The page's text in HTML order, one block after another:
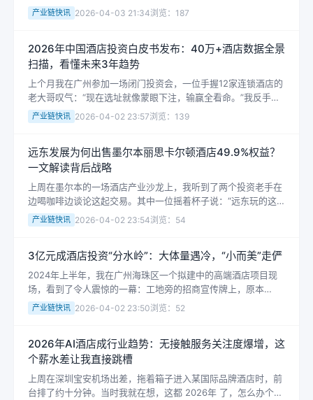
酒店专栏
服务长征
回顾了过去一年中国酒店市场的实际表现，并展望了未来三年的
投资方向。在市场分化加剧、运...
产业链快讯 2026-04-03 21:34浏览：187
2026年中国酒店投资白皮书发布：40万+酒店数据全景
扫描，看懂未来3年趋势
上个月我在广州参加一场闭门投资会，一位手握12家连锁酒店的
老大哥叹气：“现在选址就像蒙眼下注，输赢全看命。”我反手把
一份内部数据甩给他——2026年中国酒店投资白皮书刚刚发
布，覆盖超过40万家酒店的运...
产业链快讯 2026-04-02 23:57浏览：139
远东发展为何出售墨尔本丽思卡尔顿酒店49.9%权益？
一文解读背后战略
上周在墨尔本的一场酒店产业沙龙上，我听到了两个投资老手在
边喝咖啡边谈论这起交易。其中一位摇着杯子说：“远东玩的这
一手，简直是在市场最热时拍了个冷冷的确确。” 远东发展拟出
售墨尔本丽思卡尔顿酒店49.9...
产业链快讯 2026-04-02 23:54浏览：54
3亿元成酒店投资“分水岭”：大体量遇冷，“小而美”走俨
2024年上半年，我在广州海珠区一个拟建中的高端酒店项目现
场，看到了令人震惊的一幕：工地旁的招商宣传牌上，原本
“8000平方米超五星级酒店”的标语被黑色塑料袋遮盖，旁边用红
纸报写着“项目改策，招商简办...
产业链快讯 2026-04-02 23:50浏览：52
2026年AI酒店成行业趋势：无接触服务关注度爆增，这
个薪水差让我直接跳槽
上周在深圳宝安机场出差，拖着箱子进入某国际品牌酒店时，前
台排了约十分钟。当时我就在想，这都 2026年 了，怎么办个入